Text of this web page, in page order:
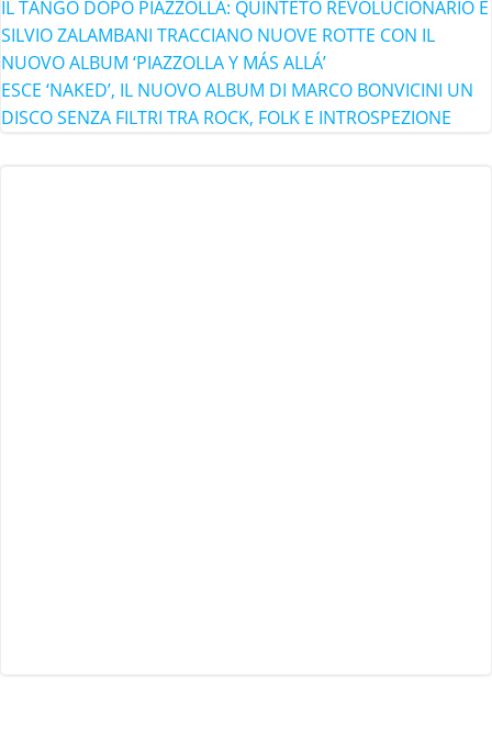
IL TANGO DOPO PIAZZOLLA: QUINTETO REVOLUCIONARIO E
SILVIO ZALAMBANI TRACCIANO NUOVE ROTTE CON IL
NUOVO ALBUM ‘PIAZZOLLA Y MÁS ALLÁ’
ESCE ‘NAKED’, IL NUOVO ALBUM DI MARCO BONVICINI UN
DISCO SENZA FILTRI TRA ROCK, FOLK E INTROSPEZIONE